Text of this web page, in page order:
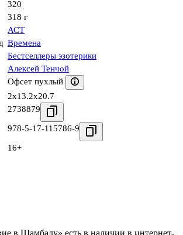
320
318 г
АСТ
Времена
Бестселлеры эзотерики
Алексей Тенчой
Офсет пухлый
2x13.2x20.7
2738879
978-5-17-115786-9
16+